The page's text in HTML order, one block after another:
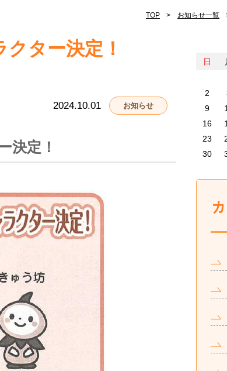
TOP お知らせ一覧
ター決定！
2024.10.01 お知らせ
決定！
日
2
9
16
23
30